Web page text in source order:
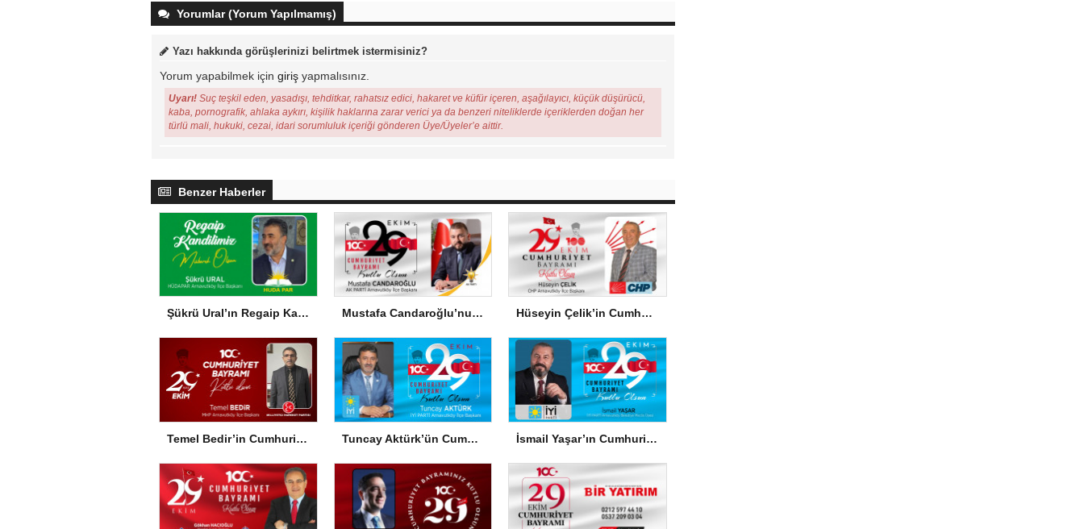
Yorumlar (Yorum Yapılmamış)
Yazı hakkında görüşlerinizi belirtmek istermisiniz?
Yorum yapabilmek için giriş yapmalısınız.
Uyarı! Suç teşkil eden, yasadışı, tehditkar, rahatsız edici, hakaret ve küfür içeren, aşağılayıcı, küçük düşürücü,
kaba, pornografik, ahlaka aykırı, kişilik haklarına zarar verici ya da benzeri niteliklerde içeriklerden doğan her
türlü mali, hukuki, cezai, idari sorumluluk içeriği gönderen Üye/Üyeler’e aittir.
Benzer Haberler
Şükrü Ural’ın Regaip Kandili Mesajı Mustafa Candaroğlu’nun Cumhuriyet Bayramı Mesajı Hüseyin Çelik’in Cumhuriyet Bayramı Mesajı
Temel Bedir’in Cumhuriyet Bayramı Mesajı Tuncay Aktürk’ün Cumhuriyet Bayramı Mesajı İsmail Yaşar’ın Cumhuriyet Bayramı Mesajı